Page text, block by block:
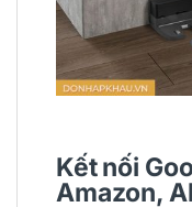
Kết nối
Amazon,